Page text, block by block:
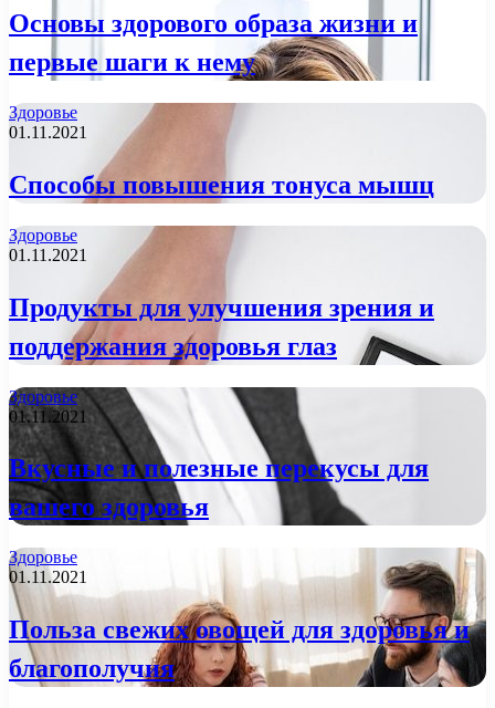
Основы здорового образа жизни и
первые шаги к нему
Здоровье
01.11.2021
Способы повышения тонуса мышц
Здоровье
01.11.2021
Продукты для улучшения зрения и
поддержания здоровья глаз
Здоровье
01.11.2021
Вкусные и полезные перекусы для
вашего здоровья
Здоровье
01.11.2021
Польза свежих овощей для здоровья и
благополучия